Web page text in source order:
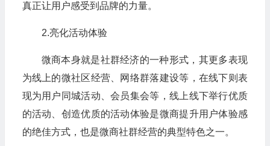
真正让用户感受到品牌的力量。
2.亮化活动体验
微商本身就是社群经济的一种形式，其更多表现
为线上的微社区经营、网络群落建设等，在线下则表
现为用户同城活动、会员集会等，线上线下举行优质
的活动、创造优质的活动体验是微商提升用户体验感
的绝佳方式，也是微商社群经营的典型特色之一。